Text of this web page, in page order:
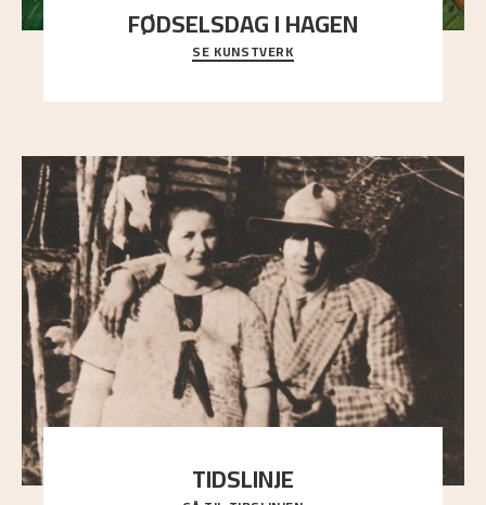
FØDSELSDAG I HAGEN
En gruppe mennesker er samlet under de store
trekronene i prestegårdshagen...
SE KUNSTVERK
TIDSLINJE